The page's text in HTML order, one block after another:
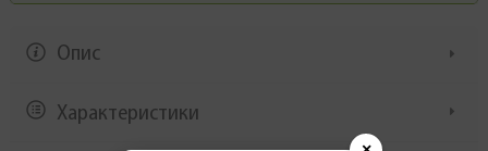
Опис
Характеристики